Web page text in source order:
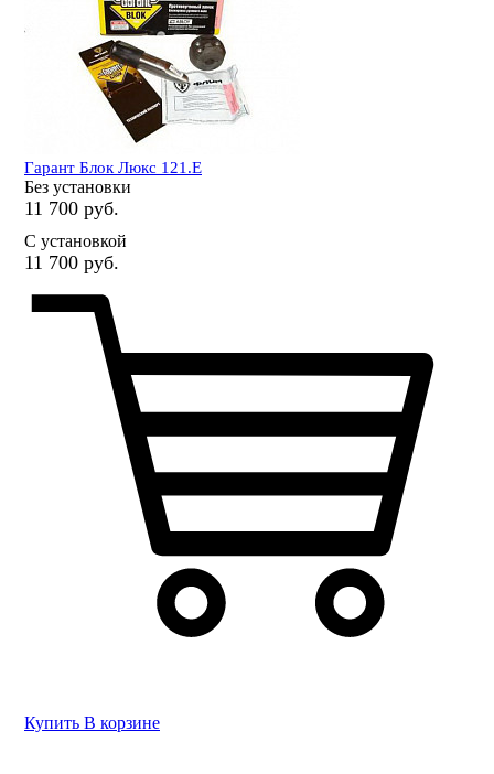
Гарант Блок Люкс 121.E
Без установки
11 700 руб.
С установкой
11 700 руб.
Купить В корзине